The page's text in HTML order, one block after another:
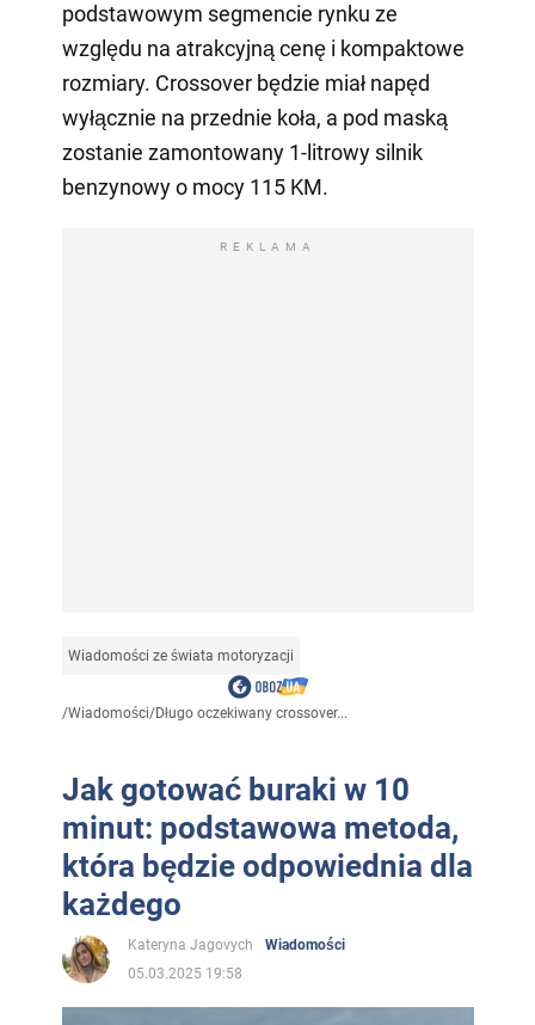
podstawowym segmencie rynku ze
względu na atrakcyjną cenę i kompaktowe
rozmiary. Crossover będzie miał napęd
wyłącznie na przednie koła, a pod maską
zostanie zamontowany 1-litrowy silnik
benzynowy o mocy 115 KM.
REKLAMA
Wiadomości ze świata motoryzacji
/Wiadomości/Długo oczekiwany crossover...
Jak gotować buraki w 10
minut: podstawowa metoda,
która będzie odpowiednia dla
każdego
Kateryna Jagovych
Wiadomości
05.03.2025 19:58